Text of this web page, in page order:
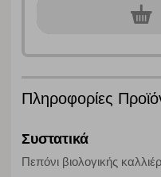
0τεμ.
Πληροφορίες
Συστατικά
Πεπόνι βιολογικής
και τη συσκευή σας. Αν δεν
είναι περισσότερο, ή
και, συνεπώς,
cookies